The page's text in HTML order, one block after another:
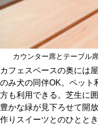
カウンター席とテーブル
カフェスペースの奥には
のみ犬の同伴OK。ペット
方も利用できる。芝生に
豊かな緑が見下ろせて開
作りスイーツとのひとと